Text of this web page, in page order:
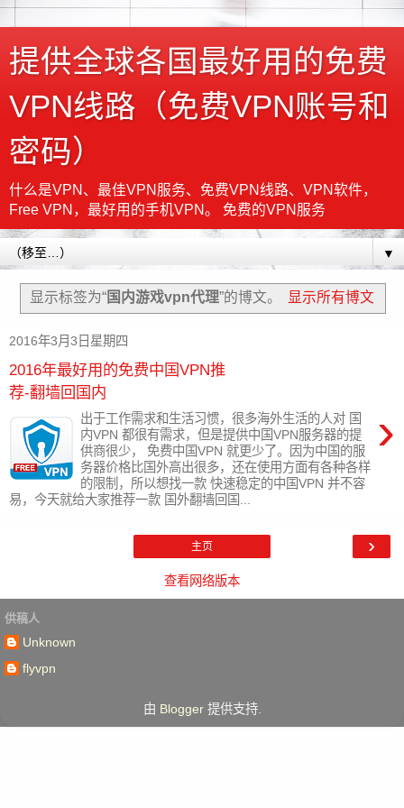
提供全球各国最好用的免费
VPN线路（免费VPN账号和
密码）
什么是VPN、最佳VPN服务、免费VPN线路、VPN软件，
Free VPN，最好用的手机VPN。 免费的VPN服务
▼
显示标签为“国内游戏vpn代理”的博文。 显示所有博文
2016年3月3日星期四
2016年最好用的免费中国VPN推
荐-翻墙回国内
›
出于工作需求和生活习惯，很多海外生活的人对 国
内VPN 都很有需求，但是提供中国VPN服务器的提
供商很少， 免费中国VPN 就更少了。因为中国的服
务器价格比国外高出很多，还在使用方面有各种各样
的限制，所以想找一款 快速稳定的中国VPN 并不容
易，今天就给大家推荐一款 国外翻墙回国...
›
主页
查看网络版本
供稿人
Unknown
flyvpn
由 Blogger提供支持.